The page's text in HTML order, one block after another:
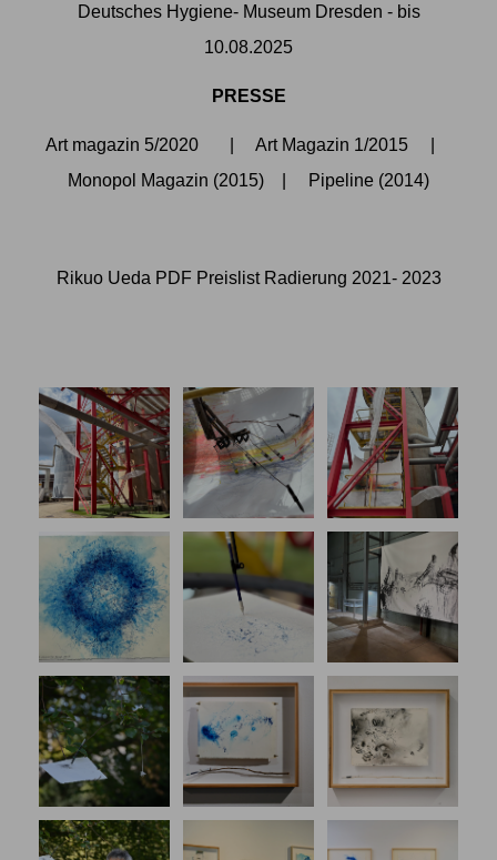
Deutsches Hygiene- Museum Dresden - bis
10.08.2025
PRESSE
Art magazin 5/2020| Art Magazin 1/2015|
Monopol Magazin (2015) | Pipeline (2014)
Rikuo Ueda PDF Preislist Radierung 2021- 2023